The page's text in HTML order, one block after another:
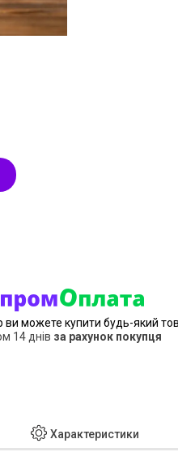
ви можете купити будь-який
14 днів за рахунок покупця
Характеристики